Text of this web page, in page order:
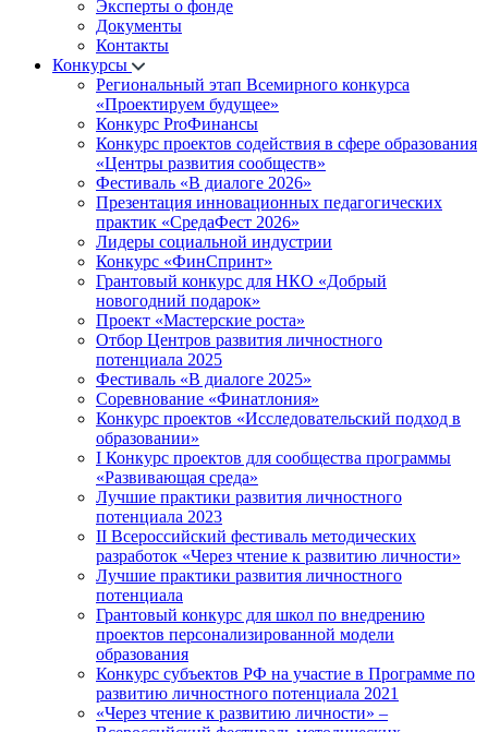
Эксперты о фонде
Документы
Контакты
Конкурсы
Региональный этап Всемирного конкурса
«Проектируем будущее»
Конкурс ProФинансы
Конкурс проектов содействия в сфере образования
«Центры развития сообществ»
Фестиваль «В диалоге 2026»
Презентация инновационных педагогических
практик «СредаФест 2026»
Лидеры социальной индустрии
Конкурс «ФинСпринт»
Грантовый конкурс для НКО «Добрый
новогодний подарок»
Проект «Мастерские роста»
Отбор Центров развития личностного
потенциала 2025
Фестиваль «В диалоге 2025»
Соревнование «Финатлония»
Конкурс проектов «Исследовательский подход в
образовании»
I Конкурс проектов для сообщества программы
«Развивающая среда»
Лучшие практики развития личностного
потенциала 2023
II Всероссийский фестиваль методических
разработок «Через чтение к развитию личности»
Лучшие практики развития личностного
потенциала
Грантовый конкурс для школ по внедрению
проектов персонализированной модели
образования
Конкурс субъектов РФ на участие в Программе по
развитию личностного потенциала 2021
«Через чтение к развитию личности» –